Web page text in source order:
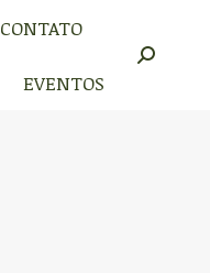
CONTATO
EVENTOS
Buscar
CONTATO
Buscar